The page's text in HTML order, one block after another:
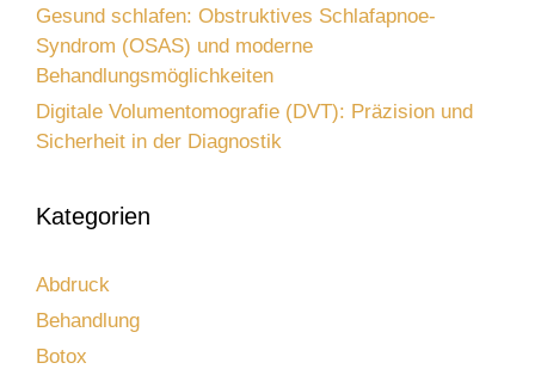
Gesund schlafen: Obstruktives Schlafapnoe-
Syndrom (OSAS) und moderne
Behandlungsmöglichkeiten
Digitale Volumentomografie (DVT): Präzision und
Sicherheit in der Diagnostik
Kategorien
Abdruck
Behandlung
Botox